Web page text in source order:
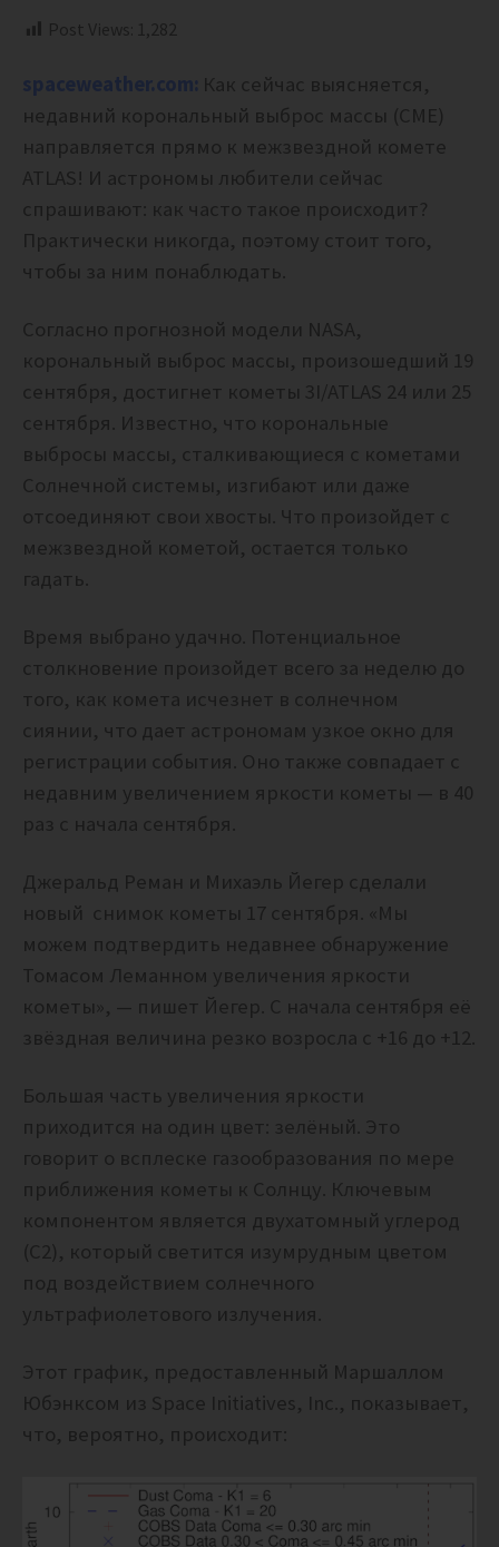
Post Views: 1,282
spaceweather.com: Как сейчас выясняется,
недавний корональный выброс массы (CME)
направляется прямо к межзвездной комете
ATLAS! И астрономы любители сейчас
спрашивают: как часто такое происходит?
Практически никогда, поэтому стоит того,
чтобы за ним понаблюдать.
Согласно прогнозной модели NASA,
корональный выброс массы, произошедший 19
сентября, достигнет кометы 3I/ATLAS 24 или 25
сентября. Известно, что корональные
выбросы массы, сталкивающиеся с кометами
Солнечной системы, изгибают или даже
отсоединяют свои хвосты. Что произойдет с
межзвездной кометой, остается только
гадать.
Время выбрано удачно. Потенциальное
столкновение произойдет всего за неделю до
того, как комета исчезнет в солнечном
сиянии, что дает астрономам узкое окно для
регистрации события. Оно также совпадает с
недавним увеличением яркости кометы — в 40
раз с начала сентября.
Джеральд Реман и Михаэль Йегер сделали
новый снимок кометы 17 сентября. «Мы
можем подтвердить недавнее обнаружение
Томасом Леманном увеличения яркости
кометы», — пишет Йегер. С начала сентября её
звёздная величина резко возросла с +16 до +12.
Большая часть увеличения яркости
приходится на один цвет: зелёный. Это
говорит о всплеске газообразования по мере
приближения кометы к Солнцу. Ключевым
компонентом является двухатомный углерод
(C2), который светится изумрудным цветом
под воздействием солнечного
ультрафиолетового излучения.
Этот график, предоставленный Маршаллом
Юбэнксом из Space Initiatives, Inc., показывает,
что, вероятно, происходит: